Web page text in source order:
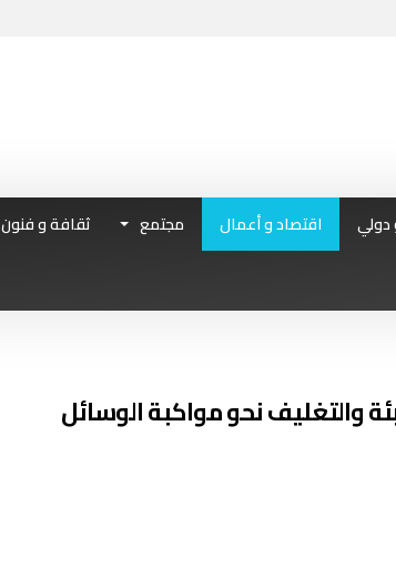
دولي اقتصاد و أعمال مجتمع ثقافة و فنون
والتغليف نحو مواكبة الوسائل